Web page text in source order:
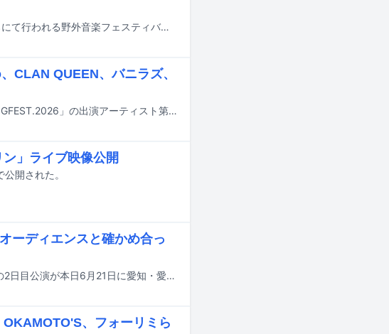
8月28日から30日までの3日間、山梨・山中湖交流プラザ きららにて行われる野外音楽フェスティバル「SPACE SHOWER SWEET LOVE SHOWER 2026」のタイムテーブルが発表された。
CLAN QUEEN、バニラズ、
10月10日と11日に群馬・Gメッセ群馬で行われる音楽イベント「GFEST.2026」の出演アーティスト第1弾が発表された。
」ライブ映像公開
開された。
ーディエンスと確かめ合っ
04 Limited Sazabysが主催する野外フェス「YON FES 2026」の2日目公演が本日6月21日に愛知・愛・地球博記念公園（モリコロパーク）で開催された。
、フォーリミら